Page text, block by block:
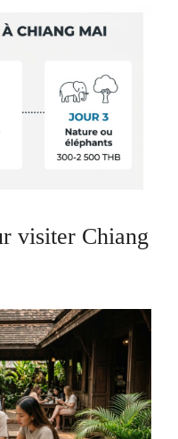
visiter Chiang